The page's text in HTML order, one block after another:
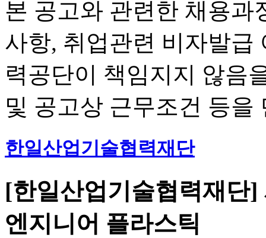
본 공고와 관련한 채용과
사항, 취업관련 비자발급
력공단이 책임지지 않음
및 공고상 근무조건 등
한일산업기술협력재단
[한일산업기술협력재단]
엔지니어 플라스틱